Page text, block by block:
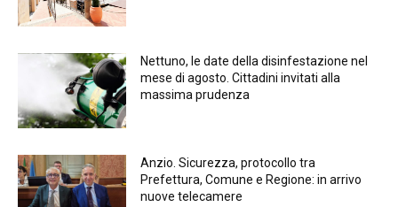
Nettuno, le date della disinfestazione nel
mese di agosto. Cittadini invitati alla
massima prudenza
Anzio. Sicurezza, protocollo tra
Prefettura, Comune e Regione: in arrivo
nuove telecamere